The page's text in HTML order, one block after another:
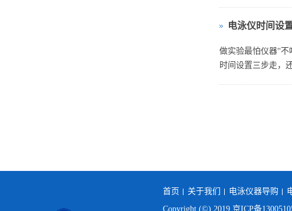
电泳仪时间设
做实验最怕仪器“
时间设置三步走，
首页 关于我们 电泳仪器导购
Copyright (©) 2019 京ICP备